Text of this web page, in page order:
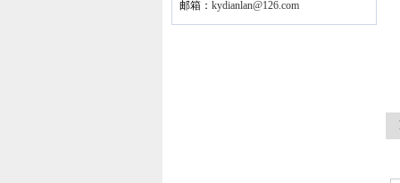
邮箱： kydianlan@126.com